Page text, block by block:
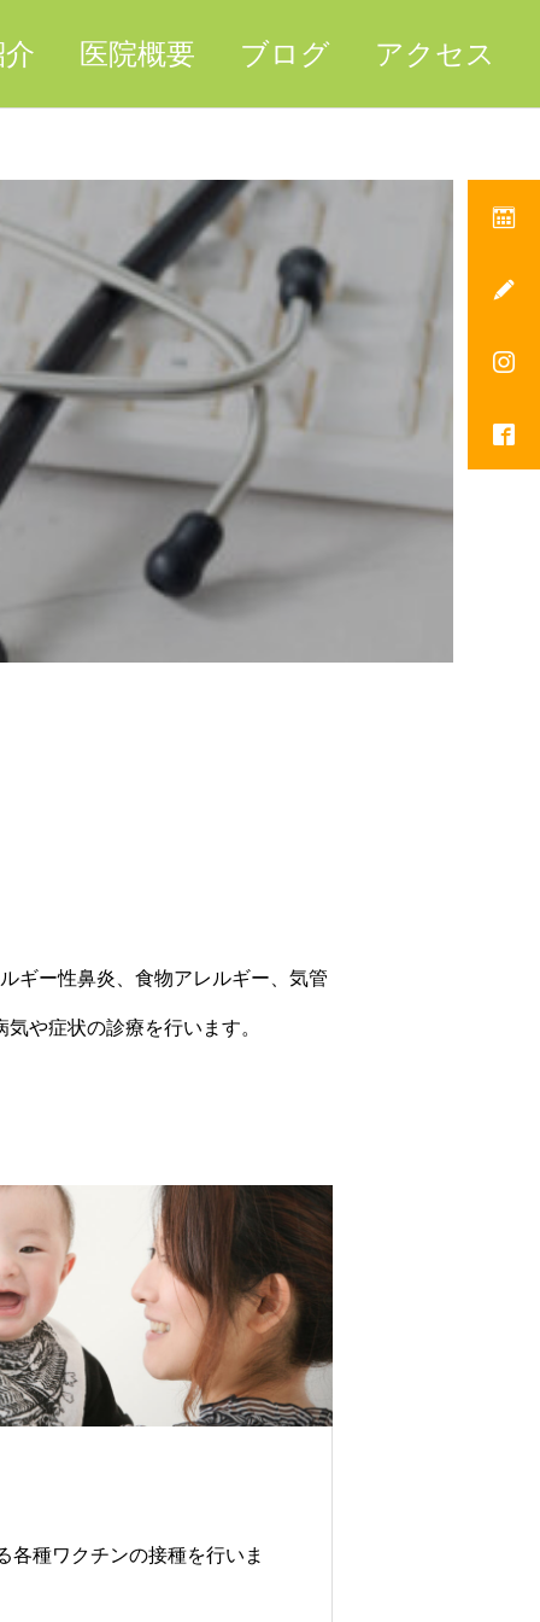
医院概要 ブログ アクセス
ギー性鼻炎、食物アレルギー、気管
や症状の診療を行います。
各種ワクチンの接種を行いま